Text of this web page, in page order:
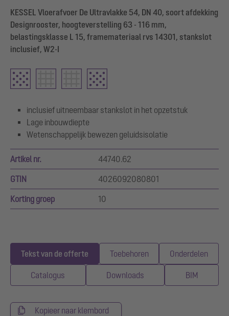
KESSEL Vloerafvoer De Ultravlakke 54, DN 40, soort afdekking
Designrooster, hoogteverstelling 63 - 116 mm,
belastingsklasse L 15, framemateriaal rvs 14301, stankslot
inclusief, W2-I
inclusief uitneembaar stankslot in het opzetstuk
Lage inbouwdiepte
Wetenschappelijk bewezen geluidsisolatie
Artikel nr. 44740.62
GTIN 4026092080801
Korting groep 10
Tekst van de offerte Toebehoren Onderdelen
Catalogus Downloads BIM
Kopieer naar klembord